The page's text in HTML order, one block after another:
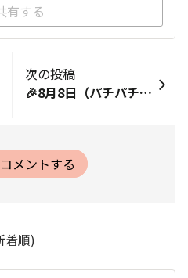
有する
次の投稿
🎉8月8日（パチパチの日）🎉 本日はアンファミエツリーのサイトオープン記念日です！ 昨年の8月8日にオープンして早1年… あっという間でした。 最初はどうやって運営していけばよいかわからず、 試行錯誤の連続でした（今でもですが…） それでも サイトに遊びに来てくださる皆さんのおかげで なんとか無事に1年目を迎えることができました！ 本当にありがとうございます！ 1年って 本当にあっという間ですね…💦 少しは成長できているといいのですが。。 さて！ 今後のコミュニティサイトについてですが。 色々とやってみたいことがありまして。 ・少人数でのリアルオフ会 （できれば色んな地域をめぐりたい） ・商品体験会 （アンファミエの商品を実際に使ってもらいたい！） ・商品キャッチコピーの募集 などなど… 少しずつですが実現させて、皆さんと楽しいことをたくさんしていきたいと思っています！ 皆さんもこんなイベントしてほしいよー！とリクエストがありましたら、いつでもコメントください👌 お待ちしております＼(^o^)／ 現在、開催中のキャンペーンはこちら🙋 https://tree.infirmiere.co.jp/announcements/av0lpbjs45pyxwzw
メントする
着順)